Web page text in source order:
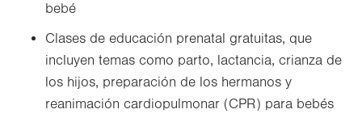
bebé
Clases de educación prenatal gratuitas, que
incluyen temas como parto, lactancia, crianza de
los hijos, preparación de los hermanos y
reanimación cardiopulmonar (CPR) para bebés